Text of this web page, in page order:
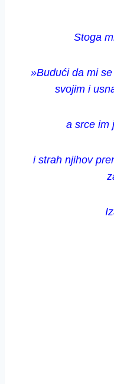
Stoga
»Budući da mi
svojim i
a srce im
i strah njihov